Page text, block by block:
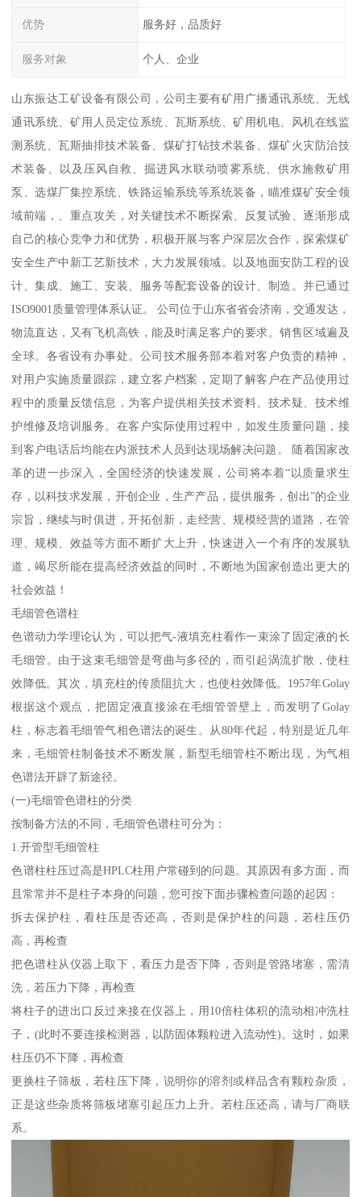
优势 服务好，品质好
服务对象 个人、企业
山东振达工矿设备有限公司，公司主要有矿用广播通讯系统、无线
通讯系统、矿用人员定位系统、瓦斯系统、矿用机电、风机在线监
测系统、瓦斯抽排技术装备、煤矿打钻技术装备、煤矿火灾防治技
术装备、以及压风自救、掘进风水联动喷雾系统、供水施救矿用
泵、选煤厂集控系统、铁路运输系统等系统装备，瞄准煤矿安全领
域前端，、重点攻关，对关键技术不断探索、反复试验、逐渐形成
自己的核心竞争力和优势，积极开展与客户深层次合作，探索煤矿
安全生产中新工艺新技术，大力发展领域。以及地面安防工程的设
计、集成、施工、安装、服务等配套设备的设计、制造。并已通过
ISO9001质量管理体系认证。 公司位于山东省省会济南，交通发达，
物流直达，又有飞机高铁，能及时满足客户的要求。销售区域遍及
全球。各省设有办事处。公司技术服务部本着对客户负责的精神，
对用户实施质量跟踪，建立客户档案，定期了解客户在产品使用过
程中的质量反馈信息，为客户提供相关技术资料、技术疑、技术维
护维修及培训服务。在客户实际使用过程中，如发生质量问题，接
到客户电话后均能在内派技术人员到达现场解决问题。 随着国家改
革的进一步深入，全国经济的快速发展，公司将本着“以质量求生
存，以科技求发展，开创企业，生产产品，提供服务，创出”的企业
宗旨，继续与时俱进，开拓创新，走经营、规模经营的道路，在管
理、规模、效益等方面不断扩大上升，快速进入一个有序的发展轨
道，竭尽所能在提高经济效益的同时，不断地为国家创造出更大的
社会效益！
毛细管色谱柱
色谱动力学理论认为，可以把气-液填充柱看作一束涂了固定液的长
毛细管。由于这束毛细管是弯曲与多径的，而引起涡流扩散，使柱
效降低。其次，填充柱的传质阻抗大，也使柱效降低。1957年Golay
根据这个观点，把固定液直接涂在毛细管管壁上，而发明了Golay
柱，标志着毛细管气相色谱法的诞生。从80年代起，特别是近几年
来，毛细管柱制备技术不断发展，新型毛细管柱不断出现，为气相
色谱法开辟了新途径。
(一)毛细管色谱柱的分类
按制备方法的不同，毛细管色谱柱可分为：
1.开管型毛细管柱
色谱柱柱压过高是HPLC柱用户常碰到的问题。其原因有多方面，而
且常常并不是柱子本身的问题，您可按下面步骤检查问题的起因：
拆去保护柱，看柱压是否还高，否则是保护柱的问题，若柱压仍
高，再检查
把色谱柱从仪器上取下，看压力是否下降，否则是管路堵塞，需清
洗，若压力下降，再检查
将柱子的进出口反过来接在仪器上，用10倍柱体积的流动相冲洗柱
子，(此时不要连接检测器，以防固体颗粒进入流动性)。这时，如果
柱压仍不下降，再检查
更换柱子筛板，若柱压下降，说明你的溶剂或样品含有颗粒杂质，
正是这些杂质将筛板堵塞引起压力上升。若柱压还高，请与厂商联
系。